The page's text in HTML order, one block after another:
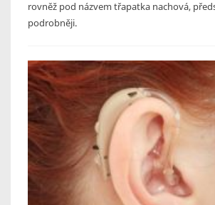
rovněž pod názvem třapatka nachová,
podrobněji.